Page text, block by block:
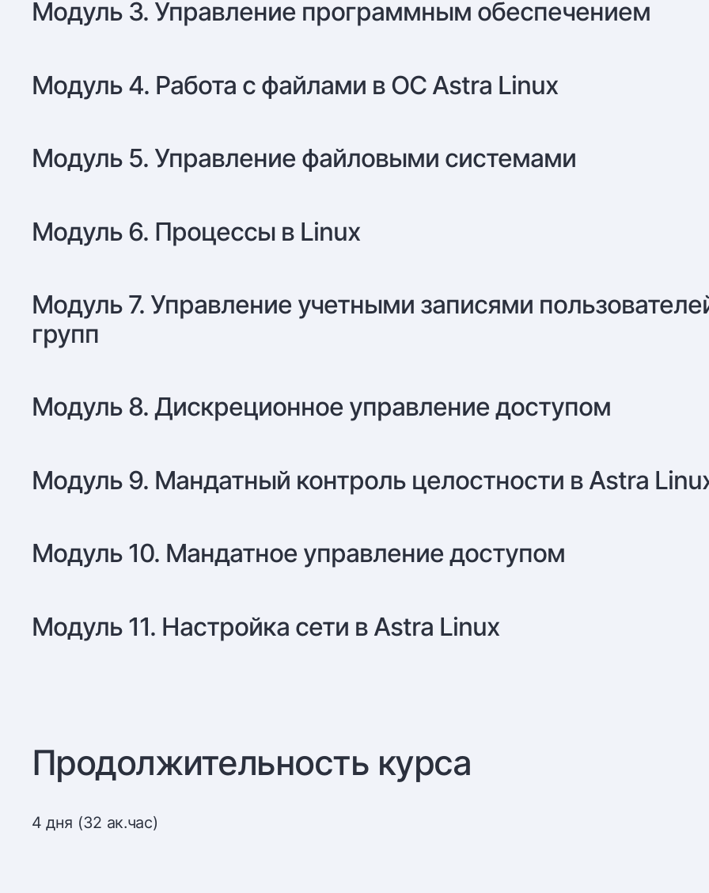
Модуль 3. Управление программным обеспечением
Модуль 4. Работа с файлами в ОС Astra Linux
Модуль 5. Управление файловыми системами
Модуль 6. Процессы в Linux
Модуль 7. Управление учетными записями
групп
Модуль 8. Дискреционное управление доступом
Модуль 9. Мандатный контроль целостности в Astra
Модуль 10. Мандатное управление доступом
Модуль 11. Настройка сети в Astra Linux
Продолжительность курса
4 дня (32 ак.час)